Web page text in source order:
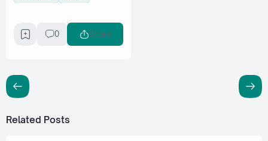
0 Share
Related Posts